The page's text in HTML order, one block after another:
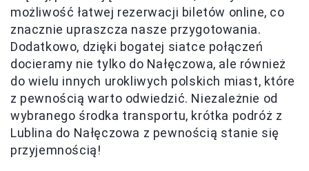
możliwość łatwej rezerwacji biletów online, co
znacznie upraszcza nasze przygotowania.
Dodatkowo, dzięki bogatej siatce połączeń
docieramy nie tylko do Nałęczowa, ale również
do wielu innych urokliwych polskich miast, które
z pewnością warto odwiedzić. Niezależnie od
wybranego środka transportu, krótka podróż z
Lublina do Nałęczowa z pewnością stanie się
przyjemnością!